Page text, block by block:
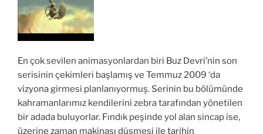
En çok sevilen animasyonlardan biri Buz Devri’nin son
serisinin çekimleri başlamış ve Temmuz 2009 ‘da
vizyona girmesi planlanıyormuş. Serinin bu bölümünde
kahramanlarımız kendilerini zebra tarafından yönetilen
bir adada buluyorlar. Fındık peşinde yol alan sincap ise,
üzerine zaman makinası düşmesi ile tarihin